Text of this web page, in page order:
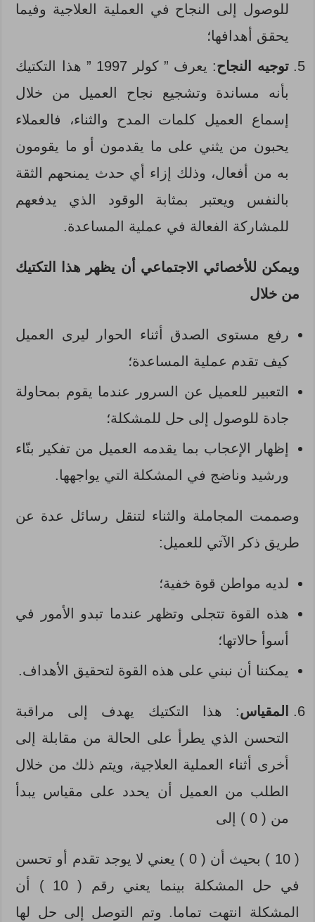
للوصول إلى النجاح في العملية العلاجية وفيما
يحقق أهدافها؛
توجيه النجاح
: يعرف ” كولر 1997 ” هذا التكتيك
بأنه مساندة وتشجيع نجاح العميل من خلال
إسماع العميل كلمات المدح والثناء، فالعملاء
يحبون من يثني على ما يقدمون أو ما يقومون
به من أفعال، وذلك إزاء أي حدث يمنحهم الثقة
بالنفس ويعتبر بمثابة الوقود الذي يدفعهم
للمشاركة الفعالة في عملية المساعدة.
ويمكن للأخصائي الاجتماعي أن يظهر هذا التكتيك
من خلال
رفع مستوى الصدق أثناء الحوار ليرى العميل
كيف تقدم عملية المساعدة؛
التعبير للعميل عن السرور عندما يقوم بمحاولة
جادة للوصول إلى حل للمشكلة؛
إظهار الإعجاب بما يقدمه العميل من تفكير بنّاء
ورشيد وناضج في المشكلة التي يواجهها.
وصممت المجاملة والثناء لتنقل رسائل عدة عن
طريق ذكر الآتي للعميل:
لديه مواطن قوة خفية؛
هذه القوة تتجلى وتظهر عندما تبدو الأمور في
أسوأ حالاتها؛
يمكننا أن نبني على هذه القوة لتحقيق الأهداف.
المقياس: هذا التكتيك يهدف إلى مراقبة
التحسن الذي يطرأ على الحالة من مقابلة إلى
أخرى أثناء العملية العلاجية، ويتم ذلك من خلال
الطلب من العميل أن يحدد على مقياس يبدأ
من ( 0 ) إلى
( 10 ) بحيث أن ( 0 ) يعني لا يوجد تقدم أو تحسن
في حل المشكلة بينما يعني رقم ( 10 ) أن
المشكلة انتهت تماما. وتم التوصل إلى حل لها